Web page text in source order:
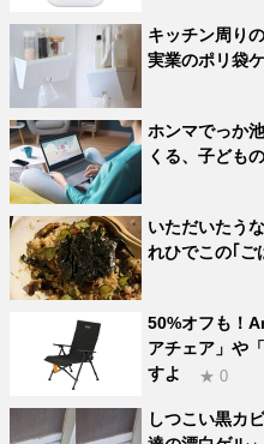
キッチン周り
実業のポリ袋
ホンマでっか
くる、子ども
いただいたう
れひでこの｢ご
50%オフも！
アチェア」や
すよ
★ 0
しつこい黒カ